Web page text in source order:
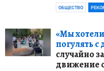
ОБЩЕСТВО
«Мы
погулять с
случайно
движение